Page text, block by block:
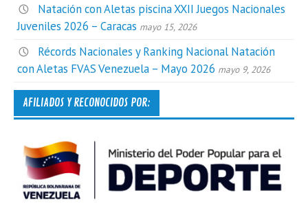
Natación con Aletas piscina XXII Juegos Nacionales
Juveniles 2026 – Caracas mayo 15, 2026
Récords Nacionales y Ranking Nacional Natación
con Aletas FVAS Venezuela – Mayo 2026 mayo 9, 2026
AFILIADOS Y RECONOCIDOS POR: